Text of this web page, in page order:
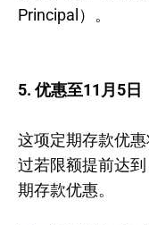
Principal）。
5. 优惠至11月5日
这项定期存款优
过若限额提前达
期存款优惠。